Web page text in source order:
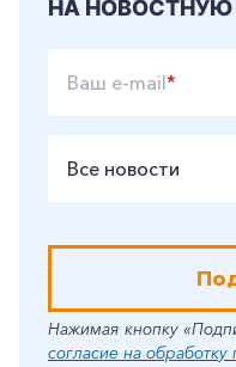
НА
Ваш e-mail*
Все новости
Нажимая кнопку
согласие на